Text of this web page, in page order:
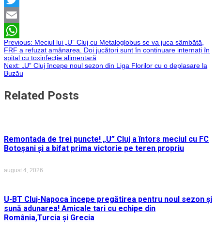
Twitter
Email
WhatsApp
Navigare
în
Previous: Meciul lui „U” Cluj cu Metaloglobus se va juca sâmbătă,
FRF a refuzat amânarea. Doi jucători sunt în continuare internați în
spital cu toxinfecție alimentară
Next:
„U” Cluj începe noul sezon din Liga Florilor cu o deplasare la
Buzău
Related Posts
Remontada de trei puncte! „U” Cluj a întors meciul cu FC
Botoșani și a bifat prima victorie pe teren propriu
august 4, 2026
U-BT Cluj-Napoca începe pregătirea pentru noul sezon și
sună adunarea! Amicale tari cu echipe din
România,Turcia și Grecia